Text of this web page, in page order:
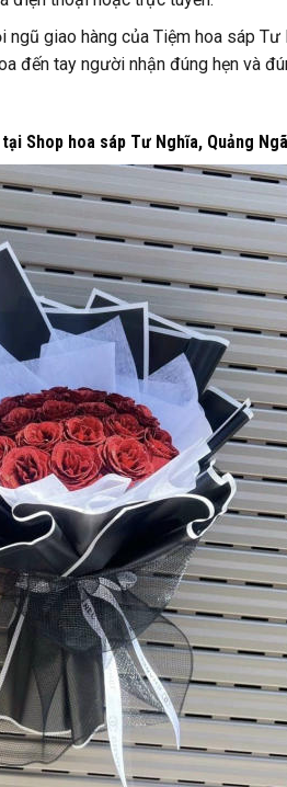
ngũ giao hàng của Tiệm hoa sáp Tư
đến tay người nhận đúng hẹn và
Shop hoa sáp Tư Nghĩa, Quảng